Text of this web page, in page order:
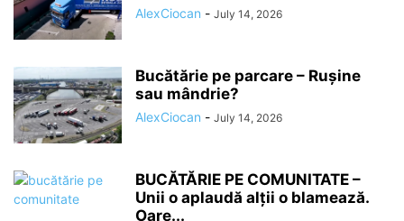
AlexCiocan - July 14, 2026
Bucătărie pe parcare – Rușine
sau mândrie?
AlexCiocan - July 14, 2026
BUCĂTĂRIE PE COMUNITATE –
Unii o aplaudă alții o blamează.
Oare...